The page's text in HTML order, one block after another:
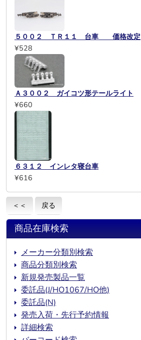
５００２ ＴＲ１１ 台車 価格改定
¥528
Ａ３００２ ガイコツ形テールライト
¥660
６３１２ インレタ寝台車
¥616
＜＜ 戻る
商品在庫検索
メーカー分類別検索
商品分類別検索
新規発売製品一覧
委託品(J/HO1067/HO他)
委託品(N)
発売入荷・先行予約情報
詳細検索